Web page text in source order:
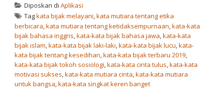
Diposkan di Aplikasi
Tagkata bijak melayani,kata mutiara tentang etika
berbicara,kata mutiara tentang ketidaksempurnaan,kata-kata
bijak bahasa inggris,kata-kata bijak bahasa jawa,kata-kata
bijak islam,kata-kata bijak laki-laki,kata-kata bijak lucu,kata-
kata bijak tentang kesedihan,kata-kata bijak terbaru 2019,
kata-kata bijak tokoh sosiologi,kata-kata cinta tulus,kata-kata
motivasi sukses,kata-kata mutiara cinta,kata-kata mutiara
untuk bangsa,kata-kata singkat keren banget